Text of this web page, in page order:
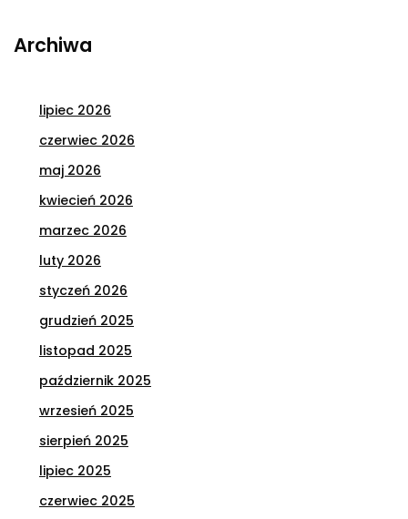
Archiwa
lipiec 2026
czerwiec 2026
maj 2026
kwiecień 2026
marzec 2026
luty 2026
styczeń 2026
grudzień 2025
listopad 2025
październik 2025
wrzesień 2025
sierpień 2025
lipiec 2025
czerwiec 2025